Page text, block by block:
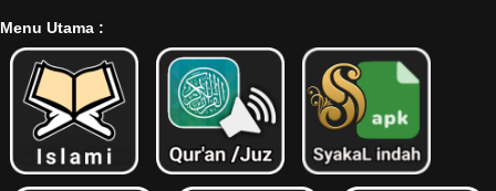
Menu Utama :